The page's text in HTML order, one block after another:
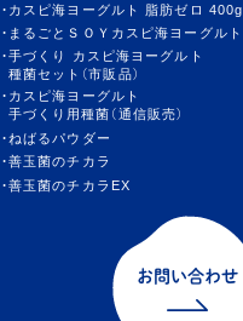
カスピ海ヨーグルト 脂肪ゼロ 400g
まるごとＳＯＹカスピ海ヨーグル
手づくり カスピ海ヨーグルト
種菌セット（市販品）
カスピ海ヨーグルト
手づくり用種菌（通信販売）
ねばるパウダー
善玉菌のチカラ
善玉菌のチカラEX
お問い合わせ